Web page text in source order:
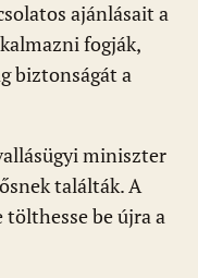
ajánlásait a
fogják,
biztonságát a
miniszter
találták. A
be újra a